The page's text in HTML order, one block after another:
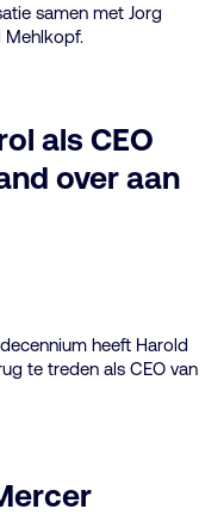
samen met Jorg
Mehlkopf.
als CEO
over aan
heeft Harold
te treden als CEO van